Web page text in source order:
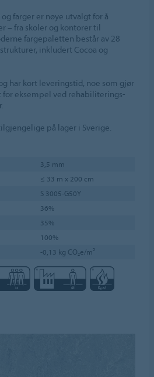
farger er nøye utvalgt for å
– fra skoler og kontorer til
fargepaletten består av 28
inkludert Cocoa og
har kort leveringstid, noe som gjør
eksempel ved rehabiliterings-
på lager i Sverige.
3,5 mm
≤ 33 m x 200 cm
S 3005-G50Y
36%
35%
100%
-0,13 kg CO₂e/m²